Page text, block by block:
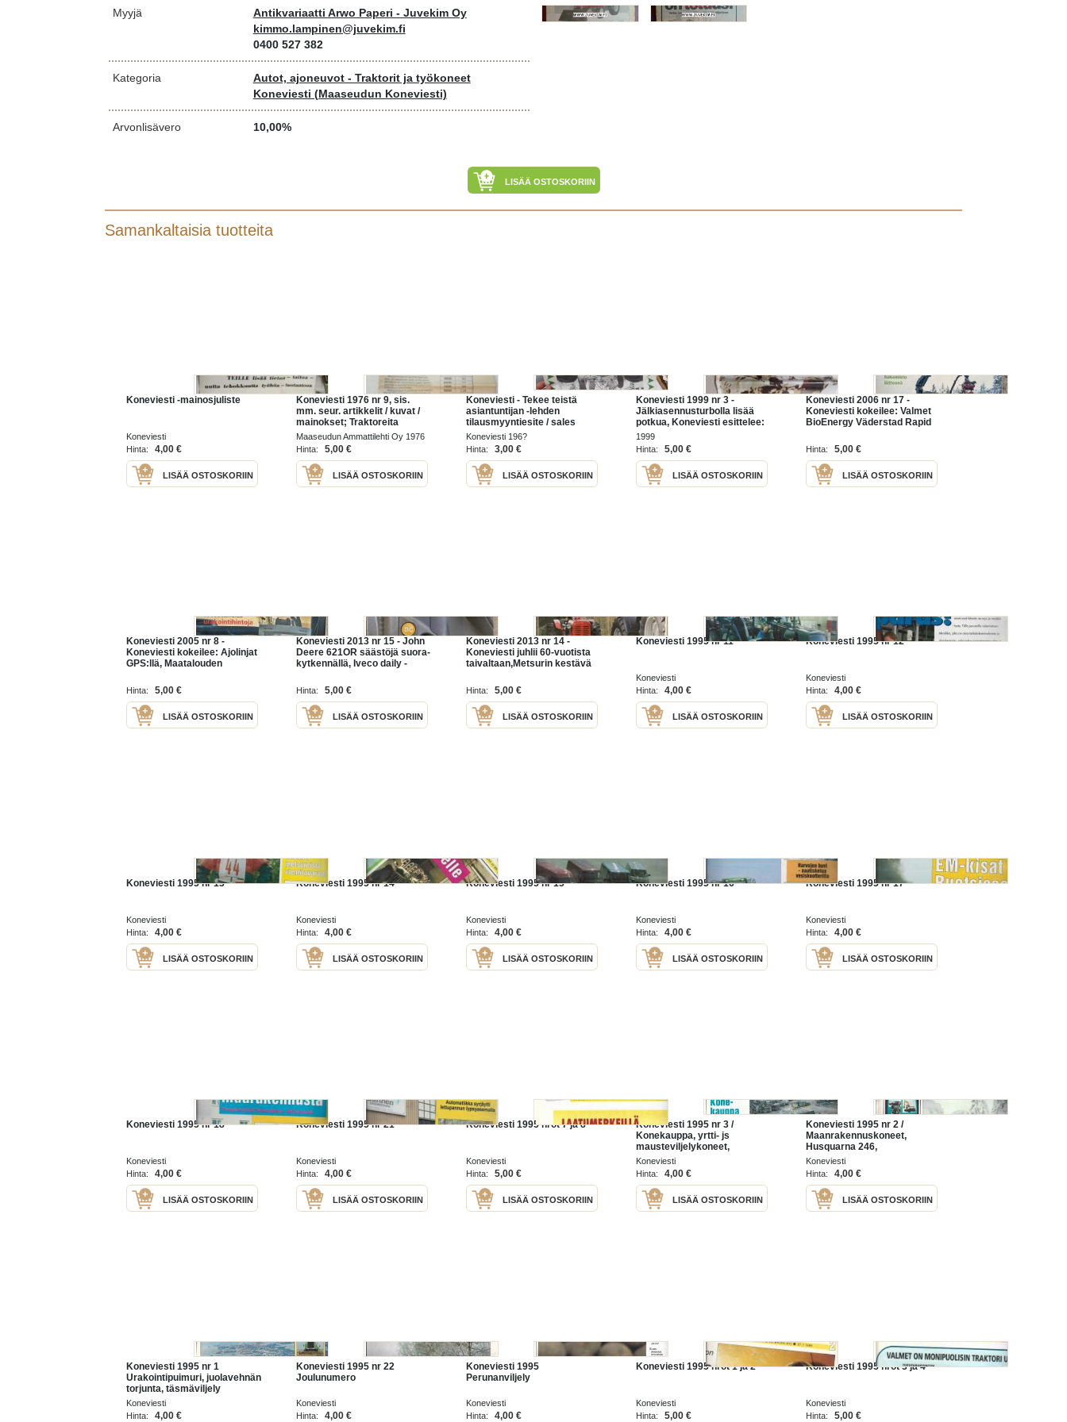
Myyjä
Antikvariaatti Arwo Paperi - Juvekim Oy
kimmo.lampinen@juvekim.fi
0400 527 382
Kategoria
Autot, ajoneuvot - Traktorit ja työkoneet
Koneviesti (Maaseudun Koneviesti)
Arvonlisävero 10,00%
LISÄÄ OSTOSKORIIN
Samankaltaisia tuotteita
Koneviesti -mainosjuliste
Koneviesti
Hinta:
4,00 €
LISÄÄ OSTOSKORIIN
Koneviesti 1976 nr 9, sis.
mm. seur. artikkelit / kuvat /
mainokset; Traktoreita
ilmatyynyillä Volvo BM,
Konttivaunut tulevat,
koneviesti testaa Jobu LP 4,
Uusi
Maaseudun Ammattilehti Oy 1976
Hinta:
5,00 €
LISÄÄ OSTOSKORIIN
Koneviesti - Tekee teistä
asiantuntijan -lehden
tilausmyyntiesite / sales
brochure
Koneviesti 196?
Hinta:
3,00 €
LISÄÄ OSTOSKORIIN
Koneviesti 1999 nr 3 -
Jälkiasennusturbolla lisää
potkua, Koneviesti esittelee:
Hardi Twin - Hinattava versio,
Kasvin suojelu,
Kahmarileikkuri, ym.
1999
Hinta:
5,00 €
LISÄÄ OSTOSKORIIN
Koneviesti 2006 nr 17 -
Koneviesti kokeilee: Valmet
BioEnergy Väderstad Rapid
hakemisto liiteenä, Kolme
tuoreviljasiiloa, ym.
Hinta: 5,00 €
LISÄÄ OSTOSKORIIN
Koneviesti 2005 nr 8 -
Koneviesti kokeilee: Ajolinjat
GPS:llä, Maatalouden
Avant 220-pienkurmain:
Ainutlaatuinen ohjaus, ym.
Hinta: 5,00 €
LISÄÄ OSTOSKORIIN
Koneviesti 2013 nr 15 - John
Deere 621OR säästöjä suora-
kytkennällä, Iveco daily -
Teemana paalaimet, Mukana
maasto-koneviesti, ym.
Hinta: 5,00 €
LISÄÄ OSTOSKORIIN
Koneviesti 2013 nr 14 -
Koneviesti juhlii 60-vuotista
taivaltaan,Metsurin kestävä
yltää korkealle,Vinkkejä
käytetyn kaivukoneen
ostajalle,ym.
Hinta: 5,00 €
LISÄÄ OSTOSKORIIN
Koneviesti 1995 nr 11
Koneviesti
Hinta:
4,00 €
LISÄÄ OSTOSKORIIN
Koneviesti 1995 nr 12
Koneviesti
Hinta:
4,00 €
LISÄÄ OSTOSKORIIN
Koneviesti 1995 nr 13
Koneviesti
Hinta:
4,00 €
LISÄÄ OSTOSKORIIN
Koneviesti 1995 nr 14
Koneviesti
Hinta:
4,00 €
LISÄÄ OSTOSKORIIN
Koneviesti 1995 nr 15
Koneviesti
Hinta:
4,00 €
LISÄÄ OSTOSKORIIN
Koneviesti 1995 nr 16
Koneviesti
Hinta:
4,00 €
LISÄÄ OSTOSKORIIN
Koneviesti 1995 nr 17
Koneviesti
Hinta:
4,00 €
LISÄÄ OSTOSKORIIN
Koneviesti 1995 nr 18
Koneviesti
Hinta:
4,00 €
LISÄÄ OSTOSKORIIN
Koneviesti 1995 nr 21
Koneviesti
Hinta:
4,00 €
LISÄÄ OSTOSKORIIN
Koneviesti 1995 nrot 7 ja 8
Koneviesti
Hinta:
5,00 €
LISÄÄ OSTOSKORIIN
Koneviesti 1995 nr 3 /
Konekauppa, yrtti- js
mausteviljelykoneet,
moottorisaha klapikoneessa
Koneviesti
Hinta:
4,00 €
LISÄÄ OSTOSKORIIN
Koneviesti 1995 nr 2 /
Maanrakennuskoneet,
Husquarna 246,
Koneviesti
Hinta:
4,00 €
LISÄÄ OSTOSKORIIN
Koneviesti 1995 nr 1
Urakointipuimuri, juolavehnän
torjunta, täsmäviljely
Koneviesti
Hinta:
4,00 €
Koneviesti 1995 nr 22
Joulunumero
Koneviesti
Hinta:
4,00 €
Koneviesti 1995
Perunanviljely
Koneviesti
Hinta:
4,00 €
Koneviesti 1995 nrot 1 ja 2
Koneviesti
Hinta:
5,00 €
Koneviesti 1995 nrot 3 ja 4
Koneviesti
Hinta:
5,00 €